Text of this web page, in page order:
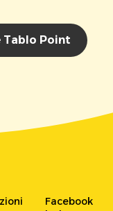
Point
Facebook